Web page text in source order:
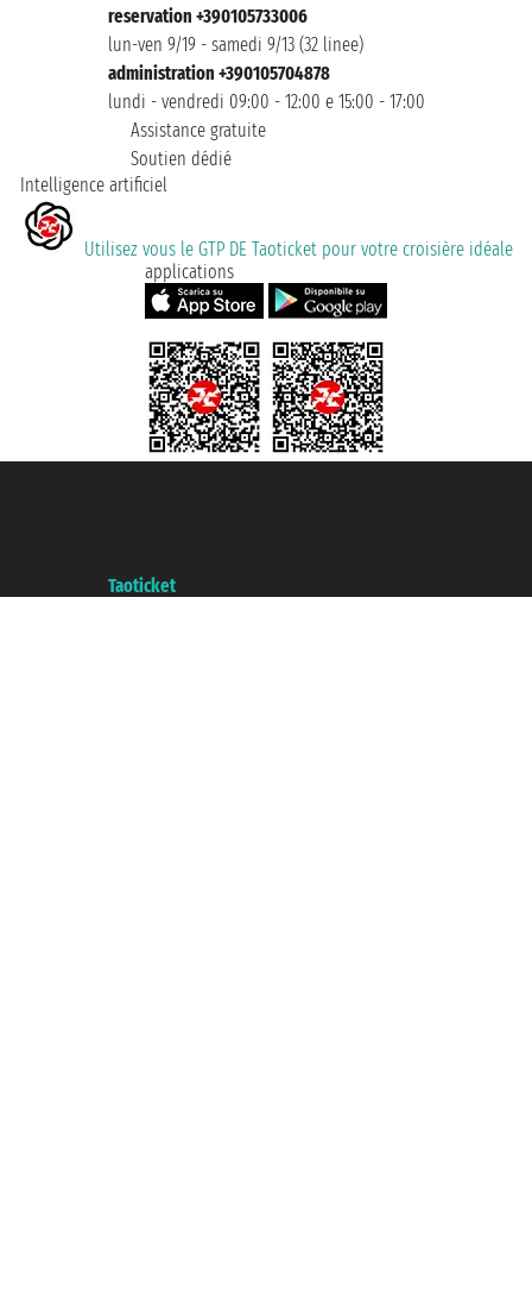
reservation +390105733006
lun-ven 9/19 - samedi 9/13 (32 linee)
administration +390105704878
lundi - vendredi 09:00 - 12:00 e 15:00 - 17:00
Assistance gratuite
Soutien dédié
Intelligence artificiel
Utilisez vous le GTP DE Taoticket pour votre croisière idéale
applications
Taoticket